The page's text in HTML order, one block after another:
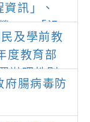
資訊」、
」、「祖
『原原』
會」、
系列講座
各1份
及學前教
度教育部
辦理性別
與教學人
案， 請教
府腸病毒防